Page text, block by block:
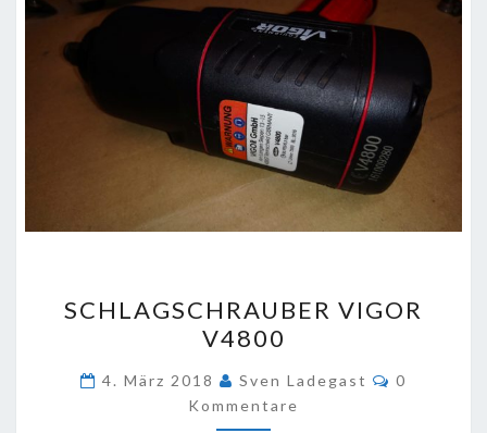
VIGOR
V4800
SCHLAGSCHRAUBER VIGOR
V4800
4. März 2018 Sven Ladegast
0
Kommentare